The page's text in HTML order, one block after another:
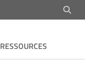
RESSOURCES